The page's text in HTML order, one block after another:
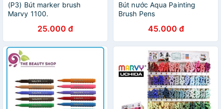
(P3) Bút marker brush
Marvy 1100.
25.000 đ
Bút nước Aqua Painting
Brush Pens
45.000 đ